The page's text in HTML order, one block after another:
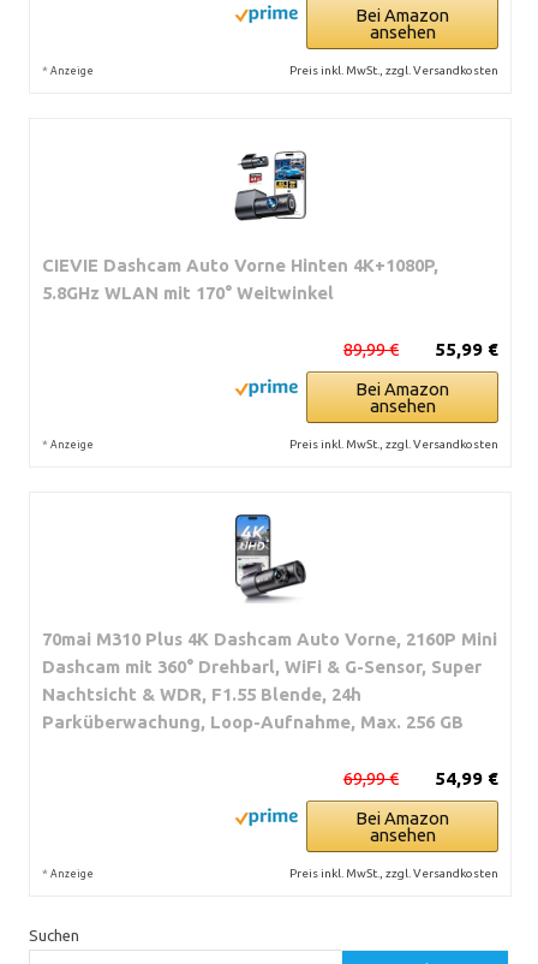
Bei Amazon
ansehen
* Anzeige Preis inkl. MwSt., zzgl. Versandkosten
CIEVIE Dashcam Auto Vorne Hinten 4K+1080P,
5.8GHz WLAN mit 170° Weitwinkel
55,99 €
89,99 €
Bei Amazon
ansehen
* Anzeige Preis inkl. MwSt., zzgl. Versandkosten
70mai M310 Plus 4K Dashcam Auto Vorne, 2160P Mini
Dashcam mit 360° Drehbarl, WiFi & G-Sensor, Super
Nachtsicht & WDR, F1.55 Blende, 24h
Parküberwachung, Loop-Aufnahme, Max. 256 GB
54,99 €
69,99 €
Bei Amazon
ansehen
* Anzeige Preis inkl. MwSt., zzgl. Versandkosten
Suchen